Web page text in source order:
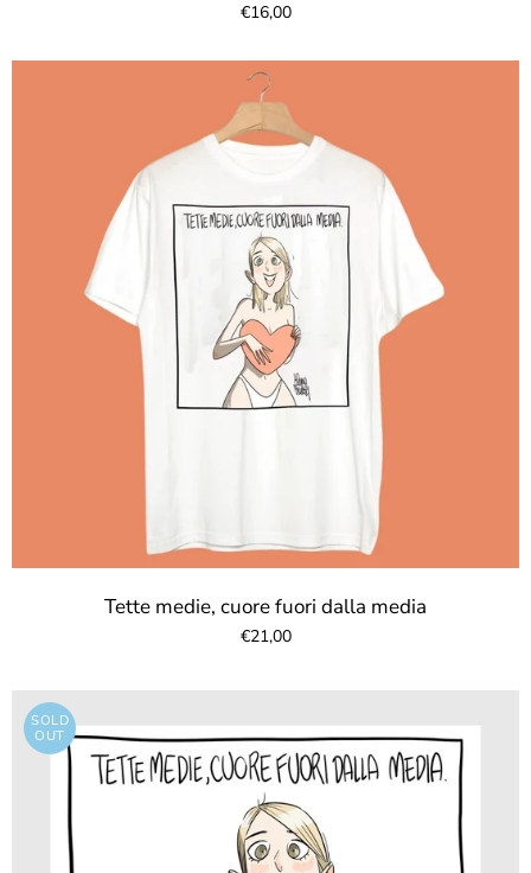
€16,00
Tette medie, cuore fuori dalla media
€21,00
SOLD
OUT